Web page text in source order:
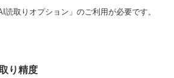
取りオプション」のご利用が必要です。
り精度